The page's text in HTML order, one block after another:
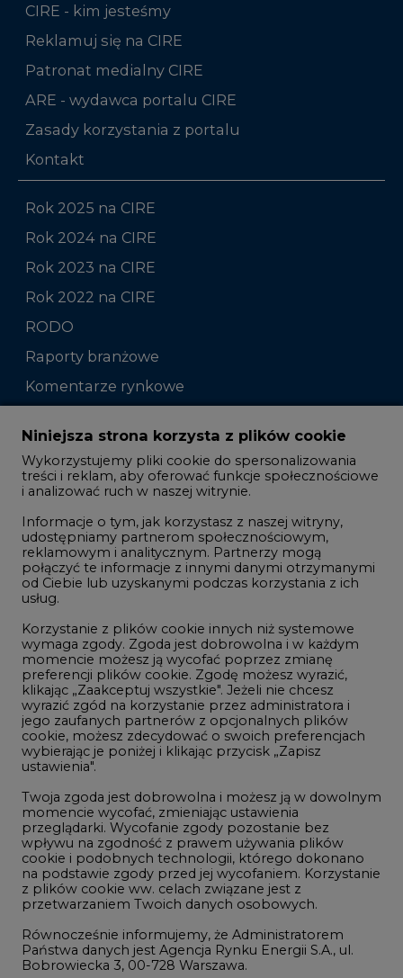
CIRE - kim jesteśmy
Reklamuj się na CIRE
Patronat medialny CIRE
ARE - wydawca portalu CIRE
Zasady korzystania z portalu
Kontakt
Rok 2025 na CIRE
Rok 2024 na CIRE
Rok 2023 na CIRE
Rok 2022 na CIRE
RODO
Raporty branżowe
Komentarze rynkowe
Zmiany kadrowe na rynku
Studio CIRE
Rozmowy o energetyce
Gospodarka
Geopolityka
LTE450
Innowacje i AI
Telekomunikacja i IT
Handel emisjami CO2
Wodór
Górnictwo
Atom
Fotowoltaika
Offshore wind
Zielone samorządy
Niniejsza strona korzysta z plików cookie
Wykorzystujemy pliki cookie do spersonalizowania
treści i reklam, aby oferować funkcje społecznościowe
i analizować ruch w naszej witrynie.
Informacje o tym, jak korzystasz z naszej witryny,
udostępniamy partnerom społecznościowym,
reklamowym i analitycznym. Partnerzy mogą
połączyć te informacje z innymi danymi otrzymanymi
od Ciebie lub uzyskanymi podczas korzystania z ich
usług.
Korzystanie z plików cookie innych niż systemowe
wymaga zgody. Zgoda jest dobrowolna i w każdym
momencie możesz ją wycofać poprzez zmianę
preferencji plików cookie. Zgodę możesz wyrazić,
klikając „Zaakceptuj wszystkie". Jeżeli nie chcesz
wyrazić zgód na korzystanie przez administratora i
jego zaufanych partnerów z opcjonalnych plików
cookie, możesz zdecydować o swoich preferencjach
wybierając je poniżej i klikając przycisk „Zapisz
ustawienia".
Twoja zgoda jest dobrowolna i możesz ją w dowolnym
momencie wycofać, zmieniając ustawienia
przeglądarki. Wycofanie zgody pozostanie bez
wpływu na zgodność z prawem używania plików
cookie i podobnych technologii, którego dokonano
na podstawie zgody przed jej wycofaniem. Korzystanie
z plików cookie ww. celach związane jest z
przetwarzaniem Twoich danych osobowych.
Równocześnie informujemy, że Administratorem
Państwa danych jest Agencja Rynku Energii S.A., ul.
Bobrowiecka 3, 00-728 Warszawa.